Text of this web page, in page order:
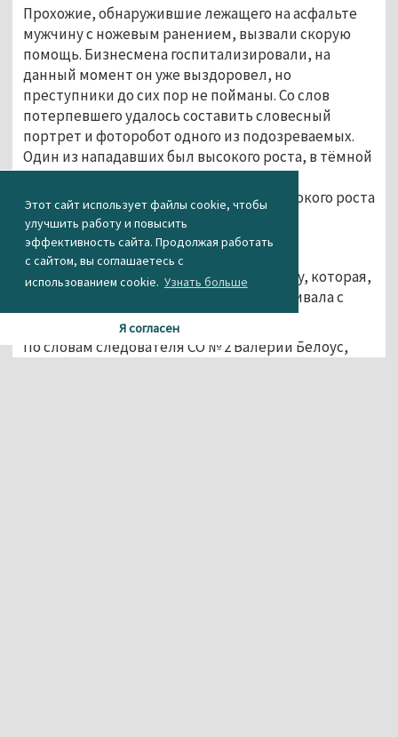
Этот сайт использует файлы cookie, чтобы
улучшить работу и повысить
эффективность сайта. Продолжая работать
с сайтом, вы соглашаетесь с
использованием cookie. Узнать больше
Я согласен
Прохожие, обнаружившие лежащего на асфальте
мужчину с ножевым ранением, вызвали скорую
помощь. Бизнесмена госпитализировали, на
данный момент он уже выздоровел, но
преступники до сих пор не пойманы. Со слов
потерпевшего удалось составить словесный
портрет и фоторобот одного из подозреваемых.
Один из нападавших был высокого роста, в тёмной
одежде, с капюшоном на голове и в
солнцезащитных очках. Второй – невысокого роста
и плотного телосложения.
Кроме того, полицейские ищут женщину, которая,
по оперативной информации, разговаривала с
одним из нападавших.
По словам следователя СО № 2 Валерии Белоус,